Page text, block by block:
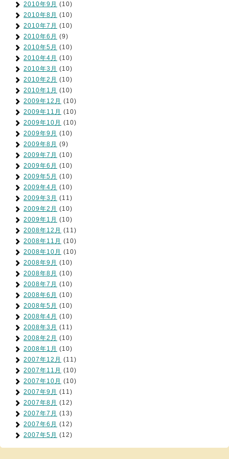
2010年9月 (10)
2010年8月 (10)
2010年7月 (10)
2010年6月 (9)
2010年5月 (10)
2010年4月 (10)
2010年3月 (10)
2010年2月 (10)
2010年1月 (10)
2009年12月 (10)
2009年11月 (10)
2009年10月 (10)
2009年9月 (10)
2009年8月 (9)
2009年7月 (10)
2009年6月 (10)
2009年5月 (10)
2009年4月 (10)
2009年3月 (11)
2009年2月 (10)
2009年1月 (10)
2008年12月 (11)
2008年11月 (10)
2008年10月 (10)
2008年9月 (10)
2008年8月 (10)
2008年7月 (10)
2008年6月 (10)
2008年5月 (10)
2008年4月 (10)
2008年3月 (11)
2008年2月 (10)
2008年1月 (10)
2007年12月 (11)
2007年11月 (10)
2007年10月 (10)
2007年9月 (11)
2007年8月 (12)
2007年7月 (13)
2007年6月 (12)
2007年5月 (12)